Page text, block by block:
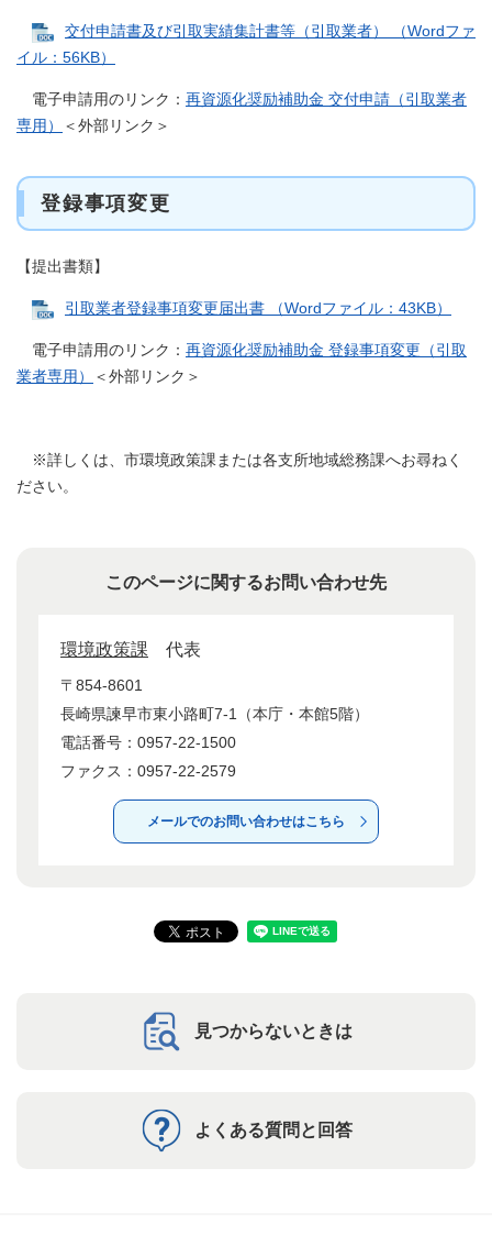
交付申請書及び引取実績集計書等（引取業者） （Wordファ
イル：56KB）
電子申請用のリンク： 再資源化奨励補助金 交付申請（引取業者
専用）
＜外部リンク＞
登録事項変更
【提出書類】
引取業者登録事項変更届出書 （Wordファイル：43KB）
電子申請用のリンク： 再資源化奨励補助金 登録事項変更（引取
業者専用）
＜外部リンク＞
※詳しくは、市環境政策課または各支所地域総務課へお尋ねく
ださい。
このページに関するお問い合わせ先
環境政策課 代表
〒854-8601
長崎県諫早市東小路町7-1（本庁・本館5階）
電話番号：0957-22-1500
ファクス：0957-22-2579
メールでのお問い合わせはこちら
見つからないときは
よくある質問と回答